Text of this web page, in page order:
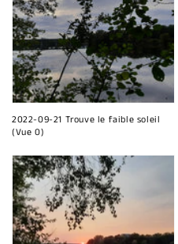
2022-09-21 Trouve le faible soleil
(Vue 0)